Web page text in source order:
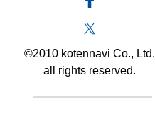
©2010 kotennavi Co., Ltd.
all rights reserved.